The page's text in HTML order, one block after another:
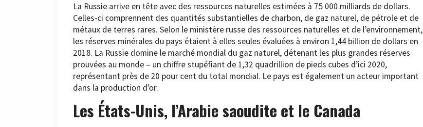
La Russie arrive en tête avec des ressources naturelles estimées à 75 000 milliards de dollars.
Celles-ci comprennent des quantités substantielles de charbon, de gaz naturel, de pétrole et de
métaux de terres rares. Selon le ministère russe des ressources naturelles et de l’environnement,
les réserves minérales du pays étaient à elles seules évaluées à environ 1,44 billion de dollars en
2018. La Russie domine le marché mondial du gaz naturel, détenant les plus grandes réserves
prouvées au monde – un chiffre stupéfiant de 1,32 quadrillion de pieds cubes d’ici 2020,
représentant près de 20 pour cent du total mondial. Le pays est également un acteur important
dans la production d’or.
Les États-Unis, l’Arabie saoudite et le Canada